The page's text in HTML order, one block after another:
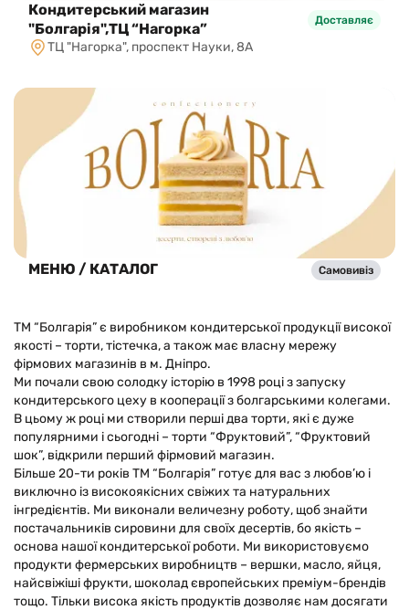
Кондитерський магазин
"Болгарія",ТЦ “Нагорка”
Доставляє
ТЦ "Нагорка", проспект Науки, 8А
МЕНЮ / КАТАЛОГ Самовивіз
ТМ “Болгарія” є виробником кондитерської продукції високої
якості – торти, тістечка, а також має власну мережу
фірмових магазинів в м. Дніпро.
Ми почали свою солодку історію в 1998 році з запуску
кондитерського цеху в кооперації з болгарськими колегами.
В цьому ж році ми створили перші два торти, які є дуже
популярними і сьогодні – торти “Фруктовий”, “Фруктовий
шок”, відкрили перший фірмовий магазин.
Більше 20-ти років ТМ “Болгарія” готує для вас з любов’ю і
виключно із високоякісних свіжих та натуральних
інгредієнтів. Ми виконали величезну роботу, щоб знайти
постачальників сировини для своїх десертів, бо якість –
основа нашої кондитерської роботи. Ми використовуємо
продукти фермерських виробництв – вершки, масло, яйця,
найсвіжіші фрукти, шоколад європейських преміум-брендів
тощо. Тільки висока якість продуктів дозволяє нам досягати